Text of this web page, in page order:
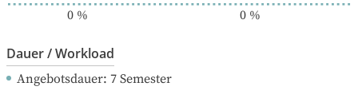
0% 0%
Dauer / Workload
Angebotsdauer: 7 Semester